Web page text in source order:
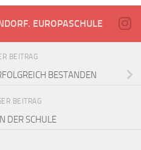
EUROPASCHULE
BEITRAG
BESTANDEN
BEITRAG
DER SCHULE